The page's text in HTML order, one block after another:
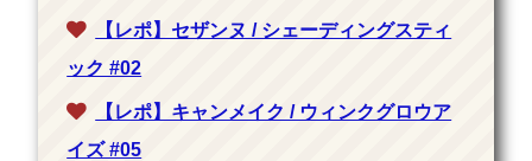
【レポ】セザンヌ / シェーディングスティ
ック #02
【レポ】キャンメイク / ウィンクグロウア
イズ #05